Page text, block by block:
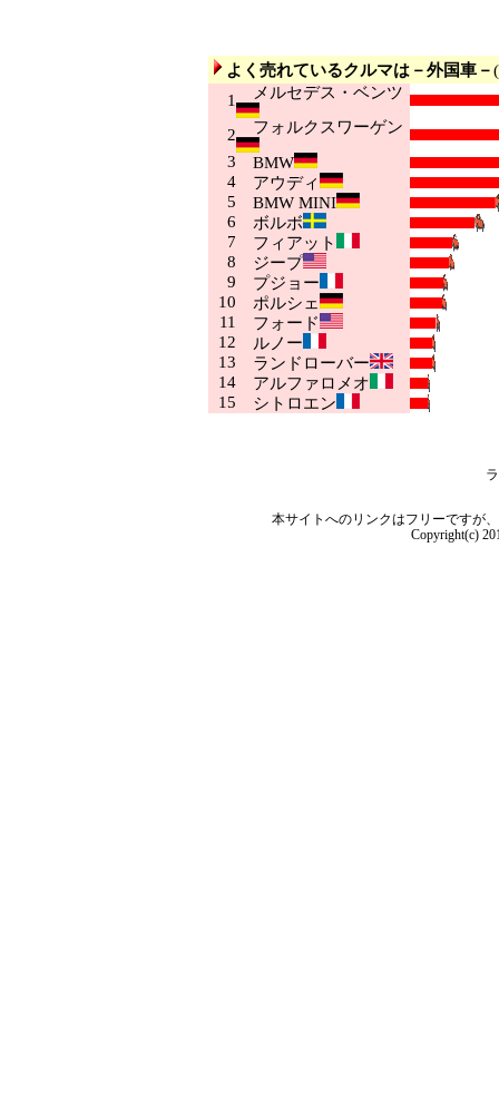
よく売れているクルマは－外国車－
1
メルセデス・ベンツ
2 フォルクスワーゲン
3 BMW
4 アウディ
5 BMW MINI
6 ボルボ
7 フィアット
8 ジープ
9 プジョー
10 ポルシェ
11
フォード
12 ルノー
13 ランドローバー
14 アルファロメオ
15 シトロエン
本サイトへのリンクはフリーですが
Copyright(c)